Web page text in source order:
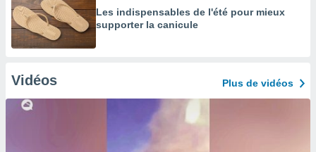
Les indispensables de l'été pour mieux
supporter la canicule
Vidéos Plus de vidéos